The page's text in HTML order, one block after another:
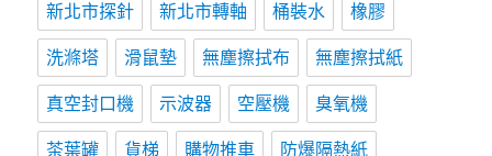
新北市探針 新北市轉軸 桶裝水 橡膠
洗滌塔 滑鼠墊 無塵擦拭布 無塵擦拭紙
真空封口機 示波器 空壓機 臭氧機
茶葉罐 貨梯 購物推車 防爆隔熱紙